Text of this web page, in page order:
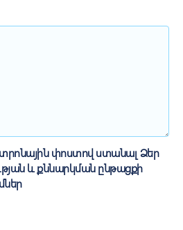
փոստով ստանալ Ձեր
և քննարկման ընթացքի